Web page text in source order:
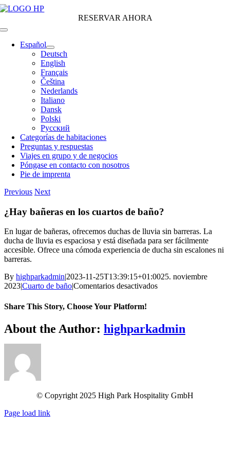
Skip
content
RESERVAR AHORA
Toggle
NavigationEspañol
Deutsch
English
Français
Čeština
Nederlands
Italiano
Dansk
Polski
Русский
Categorías de habitaciones
Preguntas y respuestas
Viajes en grupo y de negocios
Póngase en contacto con nosotros
Pie de imprenta
Previous Next
¿Hay bañeras en los cuartos de baño?
En lugar de bañeras, ofrecemos duchas de lluvia sin barreras. La
ducha de lluvia es espaciosa y está diseñada para ser fácilmente
accesible. Ofrece una cómoda experiencia de ducha sin escalones ni
barreras.
By highparkadmin|2023-11-25T13:39:15+01:0025. noviembre
2023|Cuarto de baño|Comentarios desactivadosen
los
cuartos
Share This Story, Choose Your Platform!
Facebook
Twitter
Reddit
LinkedIn
WhatsApp
Telegram
Tumblr
Pinterest
Vk
Xing
Email
About the Author: highparkadmin
© Copyright 2025 High Park Hospitality GmbH
Page load link